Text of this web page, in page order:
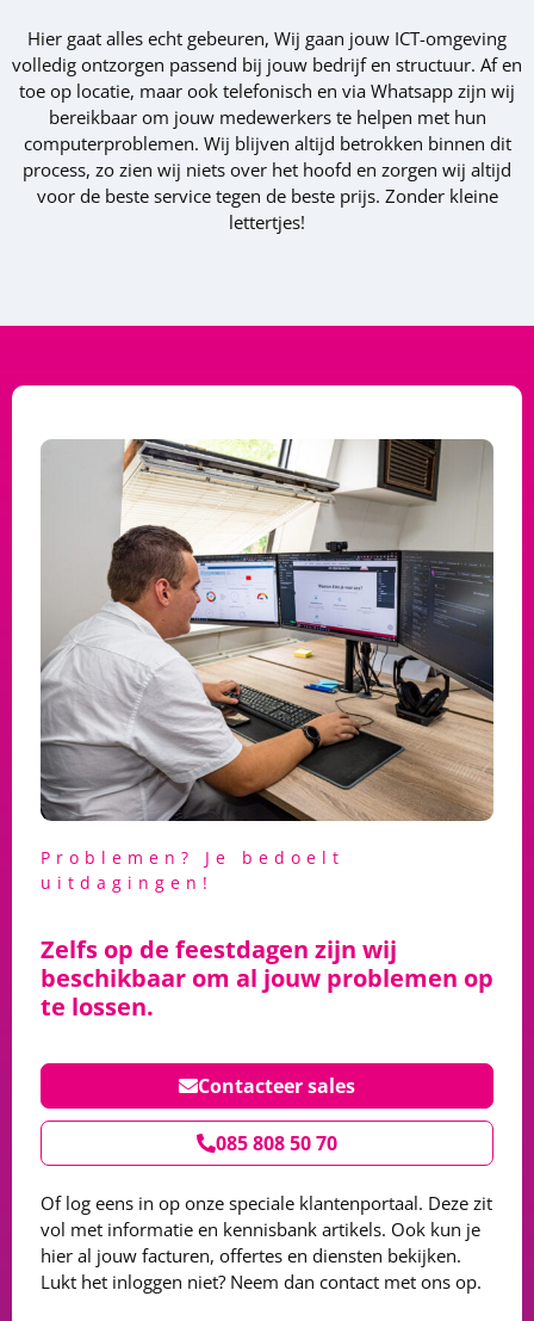
Hier gaat alles echt gebeuren, Wij gaan jouw ICT-omgeving
volledig ontzorgen passend bij jouw bedrijf en structuur. Af en
toe op locatie, maar ook telefonisch en via Whatsapp zijn wij
bereikbaar om jouw medewerkers te helpen met hun
computerproblemen. Wij blijven altijd betrokken binnen dit
process, zo zien wij niets over het hoofd en zorgen wij altijd
voor de beste service tegen de beste prijs. Zonder kleine
lettertjes!
Problemen? Je bedoelt
uitdagingen!
Zelfs op de feestdagen zijn wij
beschikbaar om al jouw problemen op
te lossen.
Contacteer sales
085 808 50 70
Of log eens in op onze speciale klantenportaal. Deze zit
vol met informatie en kennisbank artikels. Ook kun je
hier al jouw facturen, offertes en diensten bekijken.
Lukt het inloggen niet? Neem dan contact met ons op.